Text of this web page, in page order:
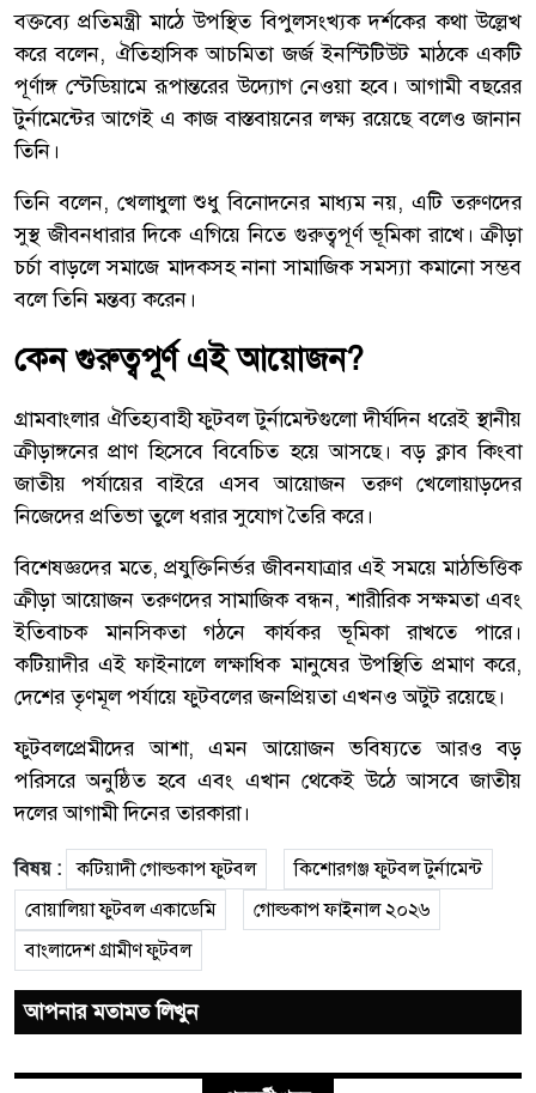
বক্তব্যে প্রতিমন্ত্রী মাঠে উপস্থিত বিপুলসংখ্যক দর্শকের কথা উল্লেখ
করে বলেন, ঐতিহাসিক আচমিতা জর্জ ইনস্টিটিউট মাঠকে একটি
পূর্ণাঙ্গ স্টেডিয়ামে রূপান্তরের উদ্যোগ নেওয়া হবে। আগামী বছরের
টুর্নামেন্টের আগেই এ কাজ বাস্তবায়নের লক্ষ্য রয়েছে বলেও জানান
তিনি।
তিনি বলেন, খেলাধুলা শুধু বিনোদনের মাধ্যম নয়, এটি তরুণদের
সুস্থ জীবনধারার দিকে এগিয়ে নিতে গুরুত্বপূর্ণ ভূমিকা রাখে। ক্রীড়া
চর্চা বাড়লে সমাজে মাদকসহ নানা সামাজিক সমস্যা কমানো সম্ভব
বলে তিনি মন্তব্য করেন।
কেন গুরুত্বপূর্ণ এই আয়োজন?
গ্রামবাংলার ঐতিহ্যবাহী ফুটবল টুর্নামেন্টগুলো দীর্ঘদিন ধরেই স্থানীয়
ক্রীড়াঙ্গনের প্রাণ হিসেবে বিবেচিত হয়ে আসছে। বড় ক্লাব কিংবা
জাতীয় পর্যায়ের বাইরে এসব আয়োজন তরুণ খেলোয়াড়দের
নিজেদের প্রতিভা তুলে ধরার সুযোগ তৈরি করে।
বিশেষজ্ঞদের মতে, প্রযুক্তিনির্ভর জীবনযাত্রার এই সময়ে মাঠভিত্তিক
ক্রীড়া আয়োজন তরুণদের সামাজিক বন্ধন, শারীরিক সক্ষমতা এবং
ইতিবাচক মানসিকতা গঠনে কার্যকর ভূমিকা রাখতে পারে।
কটিয়াদীর এই ফাইনালে লক্ষাধিক মানুষের উপস্থিতি প্রমাণ করে,
দেশের তৃণমূল পর্যায়ে ফুটবলের জনপ্রিয়তা এখনও অটুট রয়েছে।
ফুটবলপ্রেমীদের আশা, এমন আয়োজন ভবিষ্যতে আরও বড়
পরিসরে অনুষ্ঠিত হবে এবং এখান থেকেই উঠে আসবে জাতীয়
দলের আগামী দিনের তারকারা।
বিষয় : কটিয়াদী গোল্ডকাপ ফুটবল
কিশোরগঞ্জ ফুটবল টুর্নামেন্ট
বোয়ালিয়া ফুটবল একাডেমি
গোল্ডকাপ ফাইনাল ২০২৬
বাংলাদেশ গ্রামীণ ফুটবল
আপনার মতামত লিখুন